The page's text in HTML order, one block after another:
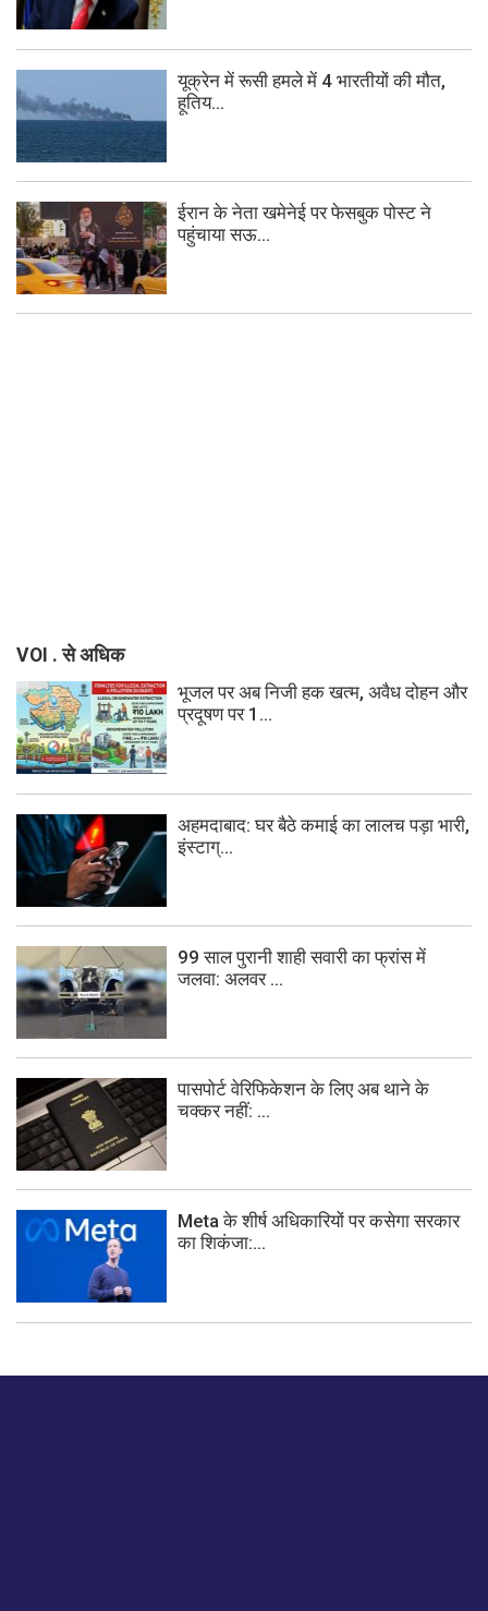
यूक्रेन में रूसी हमले में 4 भारतीयों की मौत,
हूतिय...
ईरान के नेता खमेनेई पर फेसबुक पोस्ट ने
पहुंचाया सऊ...
VOI . से अधिक
भूजल पर अब निजी हक खत्म, अवैध दोहन और
प्रदूषण पर 1...
अहमदाबाद: घर बैठे कमाई का लालच पड़ा भारी,
इंस्टाग्...
99 साल पुरानी शाही सवारी का फ्रांस में
जलवा: अलवर ...
पासपोर्ट वेरिफिकेशन के लिए अब थाने के
चक्कर नहीं: ...
Meta के शीर्ष अधिकारियों पर कसेगा सरकार
का शिकंजा:...